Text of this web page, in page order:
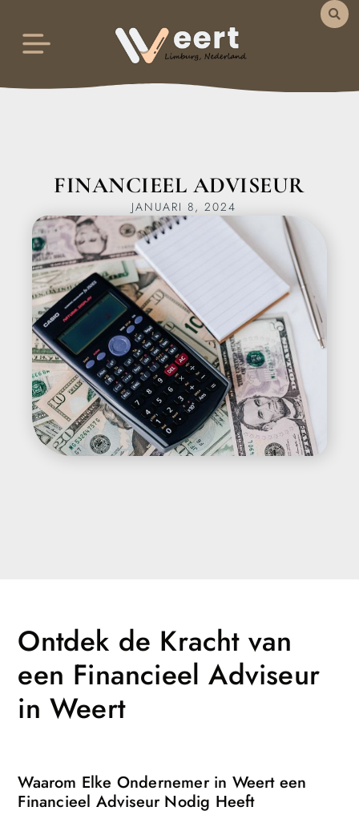
FINANCIEEL ADVISEUR
JANUARI 8, 2024
Ontdek de Kracht van
een Financieel Adviseur
in Weert
Waarom Elke Ondernemer in Weert een
Financieel Adviseur Nodig Heeft